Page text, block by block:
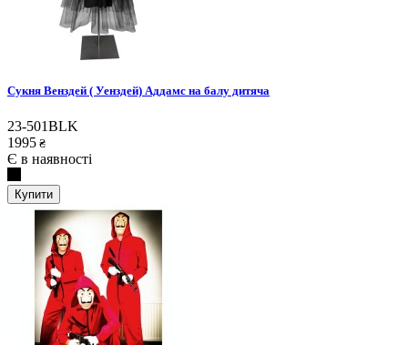
Сукня Венздей ( Уенздей) Аддамс на балу дитяча
23-501BLK
1995 ₴
Є в наявності
Купити